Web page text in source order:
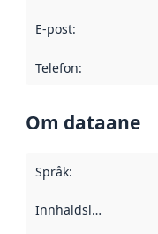
E-post:
Telefon:
Om dataane
Språk:
Innhaldsleverandørar